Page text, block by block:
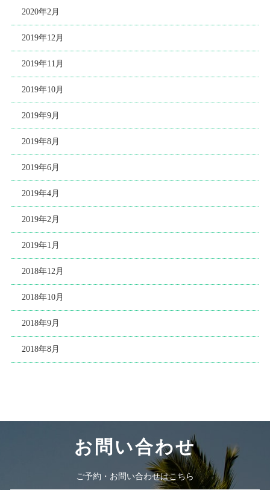
2020年2月
2019年12月
2019年11月
2019年10月
2019年9月
2019年8月
2019年6月
2019年4月
2019年2月
2019年1月
2018年12月
2018年10月
2018年9月
2018年8月
お問い合わせ
ご予約・お問い合わせはこちら